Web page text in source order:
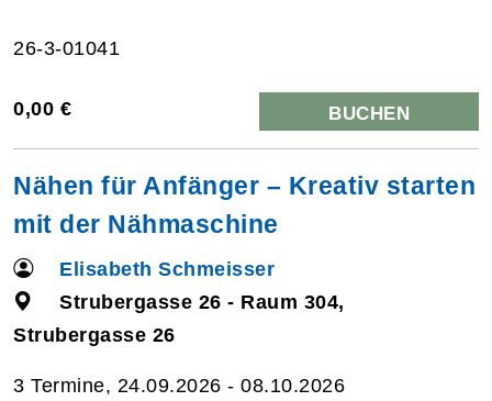
26-3-01041
0,00 € BUCHEN
Nähen für Anfänger – Kreativ starten
mit der Nähmaschine
Elisabeth Schmeisser
Strubergasse 26 - Raum 304,
Strubergasse 26
3 Termine, 24.09.2026 - 08.10.2026